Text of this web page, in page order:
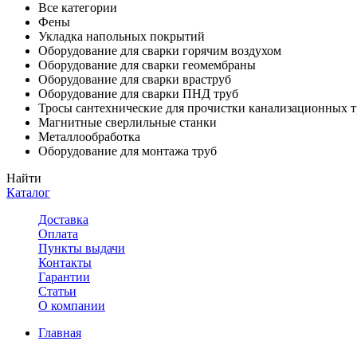
Все категории
Фены
Укладка напольных покрытий
Оборудование для сварки горячим воздухом
Оборудование для сварки геомембраны
Оборудование для сварки враструб
Оборудование для сварки ПНД труб
Тросы сантехнические для прочистки канализационных
Магнитные сверлильные станки
Металлообработка
Оборудование для монтажа труб
Найти
Каталог
Доставка
Оплата
Пункты выдачи
Контакты
Гарантии
Статьи
О компании
Главная